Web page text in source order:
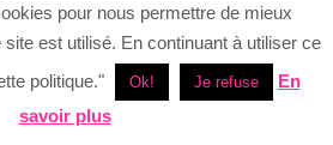
33. Multitudes 33, été 2008
33. Multitudes 33 : Summer 2008
En Tête 33
Icônes 33. Ernesto Neto
pour nous permettre de mieux
est utilisé. En continuant à utiliser ce
politique."
Ok! Je refuse
En
savoir plus